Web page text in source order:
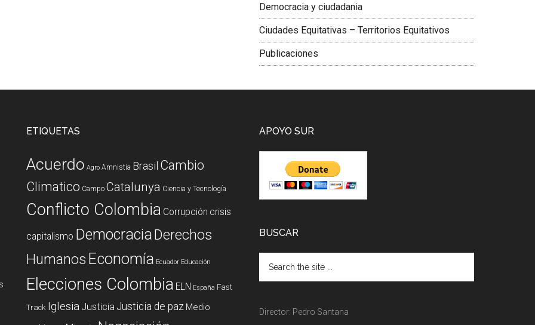
Democracia y ciudadania
Ciudades Equitativas – Territorios Equitativos
Publicaciones
ETIQUETAS
Acuerdo Agro Amnistia Brasil Cambio
Climatico Campo Catalunya Ciencia y Tecnología
Conflicto Colombia Corrupción crisis
capitalismo DemocraciaDerechos
Humanos Economía Ecuador Educación
Elecciones Colombia ELN España Fast
Track Iglesia Justicia Justicia de paz Medio
APOYO SUR
BUSCAR
Director: Pedro Santana